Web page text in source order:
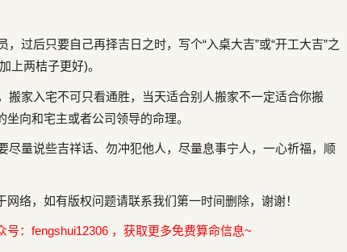
过后只要自己再择吉日之时，写个“入桌大吉”或“开工大吉”之
上两桔子更好)。
家入宅不可只看通胜，当天适合别人搬家不一定适合你搬
向和宅主或者公司领导的命理。
量说些吉祥话、勿冲犯他人，尽量息事宁人，一心祈福，顺
络，如有版权问题请联系我们第一时间删除，谢谢！
号：fengshui12306 ，获取更多免费算命信息~